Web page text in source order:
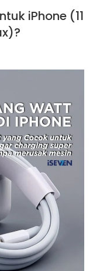
iPhone (11